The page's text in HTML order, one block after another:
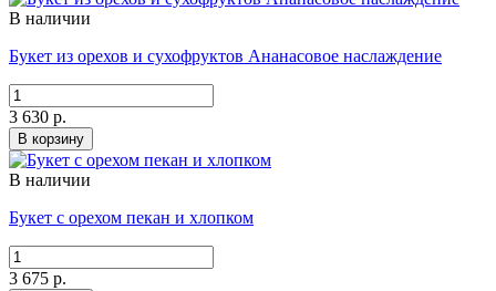
В наличии
Букет из орехов и сухофруктов Ананасовое наслаждение
3 630 р.
В корзину
В наличии
Букет с орехом пекан и хлопком
3 675 р.